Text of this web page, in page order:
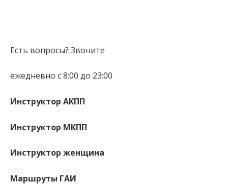
Есть вопросы? Звоните
ежедневно с 8:00 до 23:00
Инструктор АКПП
Инструктор МКПП
Инструктор женщина
Маршруты ГАИ